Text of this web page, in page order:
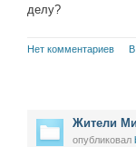
делу?
Нет комментариев
Жители
опубликовал